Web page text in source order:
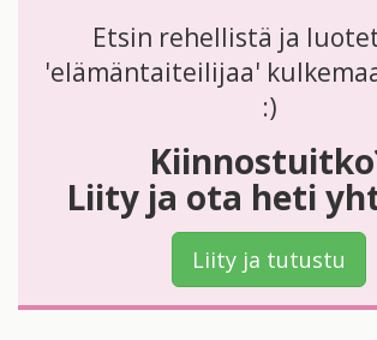
Etsin rehellistä ja
'elämäntaiteilijaa'
:)
Liity ja ota heti
Liity ja tutustu